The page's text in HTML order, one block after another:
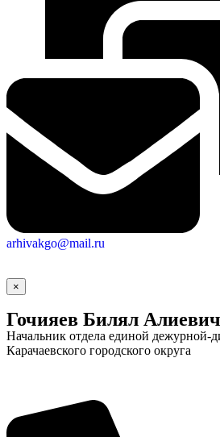
arhivakgo@mail.ru
×
Гочияев Билял Алиевич
Начальник отдела единой дежурной-
Карачаевского городского округа